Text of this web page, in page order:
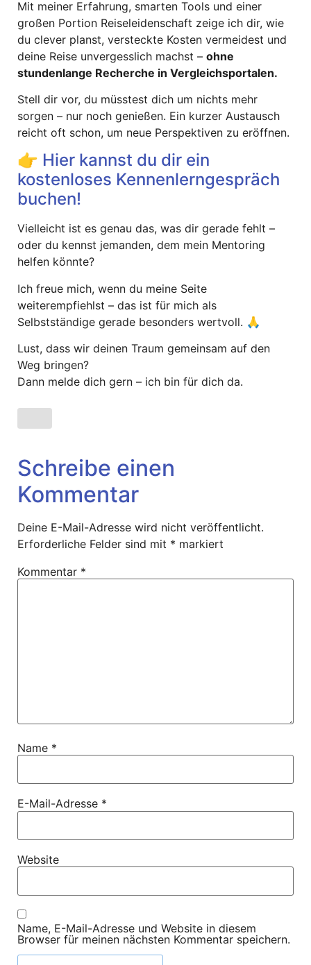
Mit meiner Erfahrung, smarten Tools und einer
großen Portion Reiseleidenschaft zeige ich dir, wie
du clever planst, versteckte Kosten vermeidest und
deine Reise unvergesslich machst – ohne
stundenlange Recherche in Vergleichsportalen.
Stell dir vor, du müsstest dich um nichts mehr
sorgen – nur noch genießen. Ein kurzer Austausch
reicht oft schon, um neue Perspektiven zu eröffnen.
👉 Hier kannst du dir ein
kostenloses Kennenlerngespräch
buchen!
Vielleicht ist es genau das, was dir gerade fehlt –
oder du kennst jemanden, dem mein Mentoring
helfen könnte?
Ich freue mich, wenn du meine Seite
weiterempfiehlst – das ist für mich als
Selbstständige gerade besonders wertvoll. 🙏
Lust, dass wir deinen Traum gemeinsam auf den
Weg bringen?
Dann melde dich gern – ich bin für dich da.
Schreibe einen
Kommentar
Deine E-Mail-Adresse wird nicht veröffentlicht.
Erforderliche Felder sind mit * markiert
Kommentar *
Name *
E-Mail-Adresse *
Website
Name, E-Mail-Adresse und Website in diesem
Browser für meinen nächsten Kommentar speichern.